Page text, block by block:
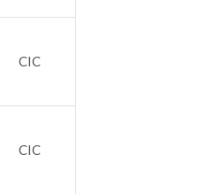
CIC
CIC